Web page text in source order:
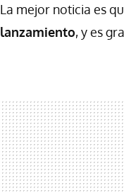
La mejor noticia es
lanzamiento, y es